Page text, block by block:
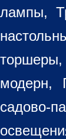
лампы,
модерн,
садово-